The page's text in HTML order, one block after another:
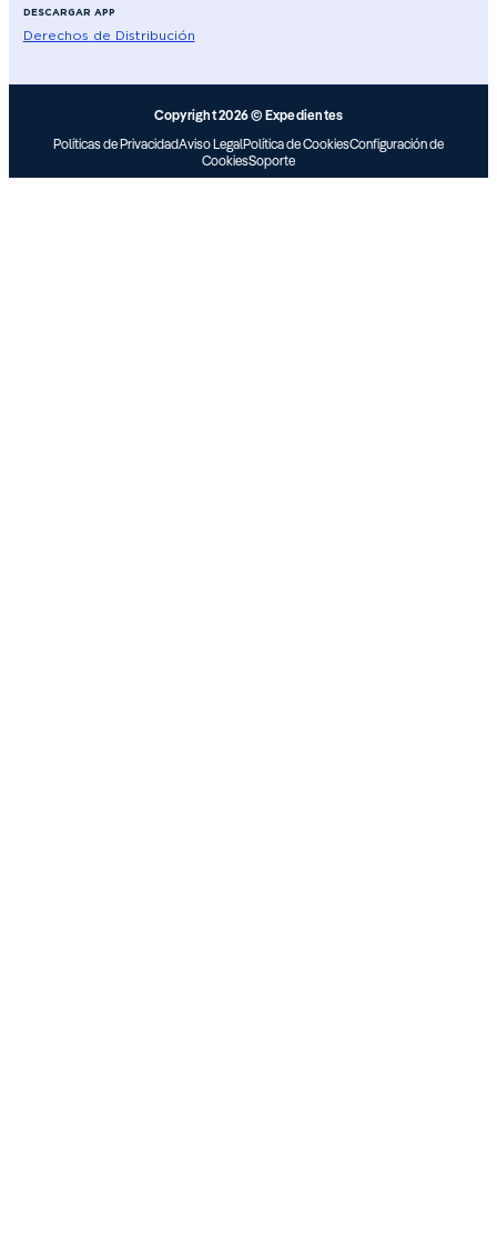
DESCARGAR APP
Derechos de Distribución
Copyright 2026 © Expedientes
Políticas de PrivacidadAviso LegalPolítica de CookiesConfiguración de
CookiesSoporte